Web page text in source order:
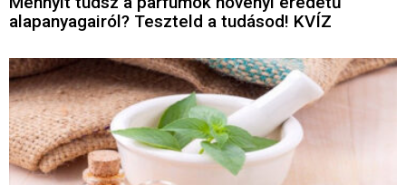
alapanyagairól? Teszteld a tudásod! KVÍZ